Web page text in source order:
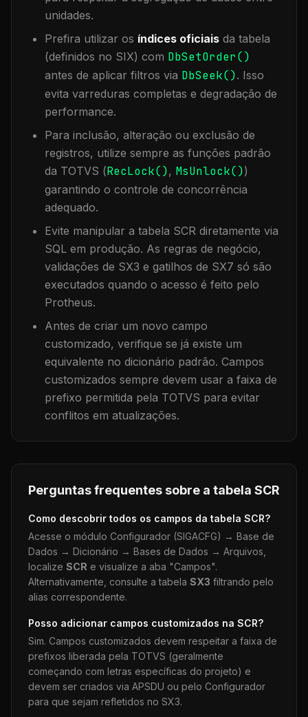
unidades.
Prefira utilizar os índices oficiais da tabela
(definidos no SIX) com DbSetOrder()
antes de aplicar filtros via DbSeek(). Isso
evita varreduras completas e degradação de
performance.
Para inclusão, alteração ou exclusão de
registros, utilize sempre as funções padrão
da TOTVS (RecLock(), MsUnlock())
garantindo o controle de concorrência
adequado.
Evite manipular a tabela SCR diretamente via
SQL em produção. As regras de negócio,
validações de SX3 e gatilhos de SX7 só são
executados quando o acesso é feito pelo
Protheus.
Antes de criar um novo campo
customizado, verifique se já existe um
equivalente no dicionário padrão. Campos
customizados sempre devem usar a faixa de
prefixo permitida pela TOTVS para evitar
conflitos em atualizações.
Perguntas frequentes sobre a tabela SCR
Como descobrir todos os campos da tabela SCR?
Acesse o módulo Configurador (SIGACFG) → Base de
Dados → Dicionário → Bases de Dados → Arquivos,
localize SCR e visualize a aba "Campos".
Alternativamente, consulte a tabela SX3 filtrando pelo
alias correspondente.
Posso adicionar campos customizados na SCR?
Sim. Campos customizados devem respeitar a faixa de
prefixos liberada pela TOTVS (geralmente
começando com letras específicas do projeto) e
devem ser criados via APSDU ou pelo Configurador
para que sejam refletidos no SX3.